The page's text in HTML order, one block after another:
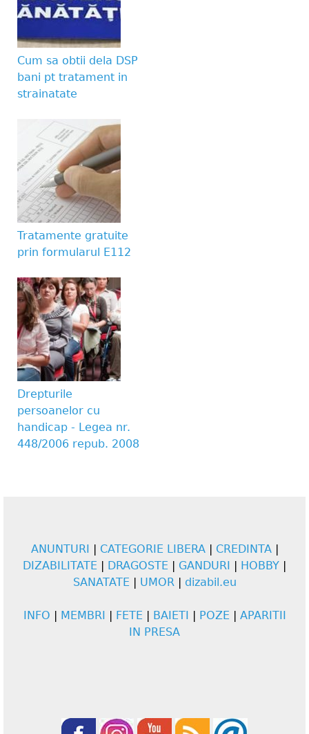
Cum sa obtii dela DSP
bani pt tratament in
strainatate
Tratamente gratuite
prin formularul E112
Drepturile
persoanelor cu
handicap - Legea nr.
448/2006 repub. 2008
ANUNTURI CATEGORIE LIBERA| CREDINTA|
DIZABILITATE
DRAGOSTE GANDURI HOBBY
SANATATE
UMOR| dizabil.eu
INFO MEMBRI FETE BAIETI POZE
APARITII
IN PRESA